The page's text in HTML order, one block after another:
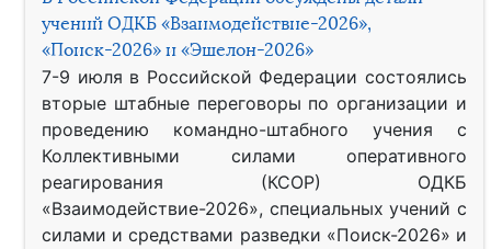
учений ОДКБ «Взаимодействие-2026»,
«Поиск-2026» и «Эшелон-2026»
7-9 июля в Российской Федерации состоялись
вторые штабные переговоры по организации и
проведению командно-штабного учения с
Коллективными силами оперативного
реагирования (КСОР) ОДКБ
«Взаимодействие-2026», специальных учений с
силами и средствами разведки «Поиск-2026» и